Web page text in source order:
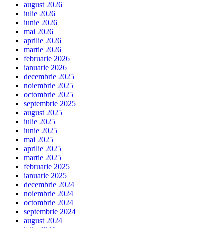
august 2026
iulie 2026
iunie 2026
mai 2026
aprilie 2026
martie 2026
februarie 2026
ianuarie 2026
decembrie 2025
noiembrie 2025
octombrie 2025
septembrie 2025
august 2025
iulie 2025
iunie 2025
mai 2025
aprilie 2025
martie 2025
februarie 2025
ianuarie 2025
decembrie 2024
noiembrie 2024
octombrie 2024
septembrie 2024
august 2024